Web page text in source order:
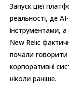
Запуск цієї
реальності, де
інструментами,
New Relic
почали
корпоративні
ніколи раніше.